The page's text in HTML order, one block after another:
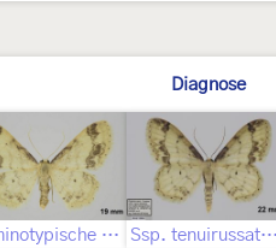
Diagnose
Nominotypische Unterart ♀ Ssp. tenuirussata ♂